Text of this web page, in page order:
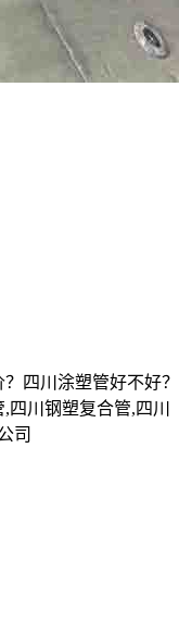
四川涂塑管好不好？
川钢塑复合管,四川
司